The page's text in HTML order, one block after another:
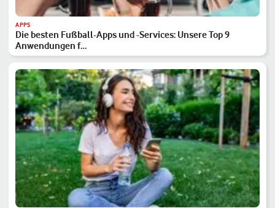
APPS
Die besten Fußball-Apps und -Services: Unsere Top 9
Anwendungen f…